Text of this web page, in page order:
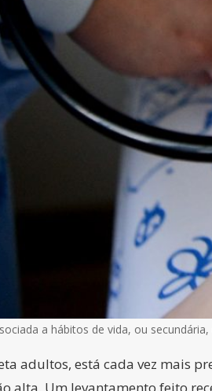
a hábitos de vida, ou
adultos, está cada vez mais